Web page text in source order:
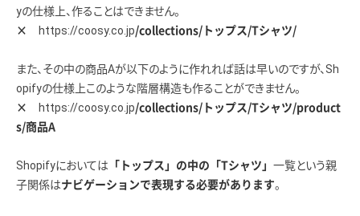
yの仕様上、作ることはできません。
× https://coosy.co.jp/collections/トップス/Tシャツ/
また、その中の商品Aが以下のように作れれば話は早いのですが、Sh
opifyの仕様上このような階層構造も作ることができません。
× https://coosy.co.jp/collections/トップス/Tシャツ/product
s/商品A
Shopifyにおいては 「トップス」の中の「Tシャツ」 一覧という親
子関係はナビゲーションで表現する必要があります。